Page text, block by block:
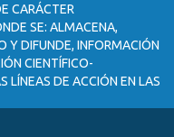
CARÁCTER
SE: ALMACENA,
Y DIFUNDE, INFORMACIÓN
CIENTÍFICO-
LÍNEAS DE ACCIÓN EN LAS